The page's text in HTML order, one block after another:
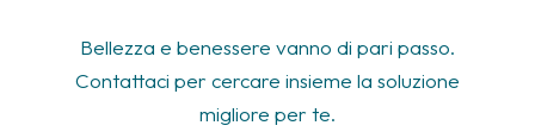
Bellezza e benessere vanno di pari passo.
Contattaci per cercare insieme la soluzione
migliore per te.